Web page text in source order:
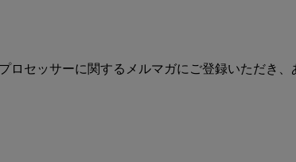
セッサーに関するメルマガにご登録いただき、